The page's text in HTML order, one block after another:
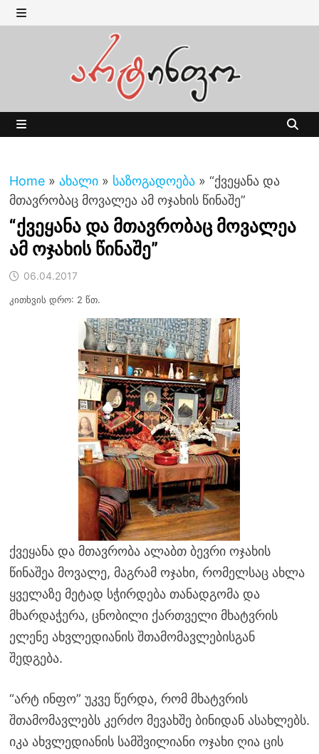
Skip
to MENU
Home » ახალი » საზოგადოება » “ქვეყანა და
მთავრობაც მოვალეა ამ ოჯახის წინაშე”
“ქვეყანა და მთავრობაც მოვალეა
ამ ოჯახის წინაშე”
06.04.2017
კითხვის დრო: 2 წთ.
ქვეყანა და მთავრობა ალაბთ ბევრი ოჯახის
წინაშეა მოვალე, მაგრამ ოჯახი, რომელსაც ახლა
ყველაზე მეტად სჭირდება თანადგომა და
მხარდაჭერა, ცნობილი ქართველი მხატვრის
ელენე ახვლედიანის შთამომავლებისგან
შედგება.
“არტ ინფო” უკვე წერდა, რომ მხატვრის
შთამომავლებს კერძო მევახშე ბინიდან ასახლებს.
იკა ახვლედიანის სამშვილიანი ოჯახი ღია ცის